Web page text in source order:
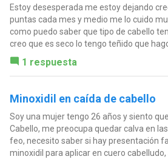
Estoy desesperada me estoy dejando
puntas cada mes y medio me lo cuido
como puedo saber que tipo de cabello
creo que es seco lo tengo teñido que
1 respuesta
Minoxidil en caída de cabello
Soy una mujer tengo 26 años y siento
Cabello, me preocupa quedar calva en
feo, necesito saber si hay presentación
minoxidil para aplicar en cuero cabelludo,